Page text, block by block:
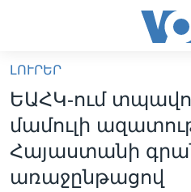
հիմնական
բովանդակությանը
անցնել
բովանդակությանը
հիմնական
ԼՈՒՐԵՐ
ՍՓՅՈՒՌՔ
ՏԵՍԱՆՅՈՒԹԵՐ
ԼՈՒՐԵՐ
ԵԱՀԿ-ում
մամուլի
Հայաստանի
առաջընթացով